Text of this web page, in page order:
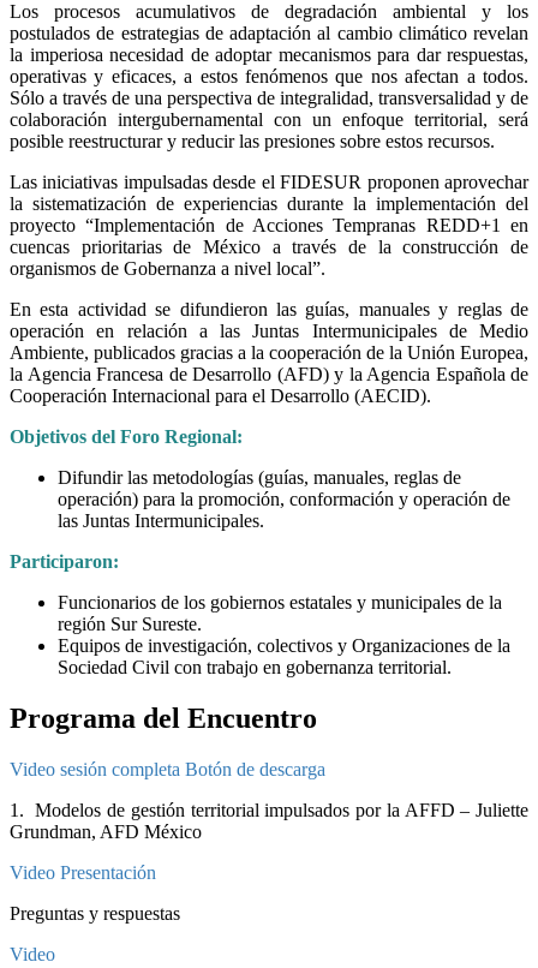
Los procesos acumulativos de degradación ambiental y los
postulados de estrategias de adaptación al cambio climático revelan
la imperiosa necesidad de adoptar mecanismos para dar respuestas,
operativas y eficaces, a estos fenómenos que nos afectan a todos.
Sólo a través de una perspectiva de integralidad, transversalidad y de
colaboración intergubernamental con un enfoque territorial, será
posible reestructurar y reducir las presiones sobre estos recursos.
Las iniciativas impulsadas desde el FIDESUR proponen aprovechar
la sistematización de experiencias durante la implementación del
proyecto “Implementación de Acciones Tempranas REDD+1 en
cuencas prioritarias de México a través de la construcción de
organismos de Gobernanza a nivel local”.
En esta actividad se difundieron las guías, manuales y reglas de
operación en relación a las Juntas Intermunicipales de Medio
Ambiente, publicados gracias a la cooperación de la Unión Europea,
la Agencia Francesa de Desarrollo (AFD) y la Agencia Española de
Cooperación Internacional para el Desarrollo (AECID).
Objetivos del Foro Regional:
Difundir las metodologías (guías, manuales, reglas de
operación) para la promoción, conformación y operación de
las Juntas Intermunicipales.
Participaron:
Funcionarios de los gobiernos estatales y municipales de la
región Sur Sureste.
Equipos de investigación, colectivos y Organizaciones de la
Sociedad Civil con trabajo en gobernanza territorial.
Programa del Encuentro
Video sesión completa Botón de descarga
1. Modelos de gestión territorial impulsados por la AFFD – Juliette
Grundman, AFD México
Video Presentación
Preguntas y respuestas
Video